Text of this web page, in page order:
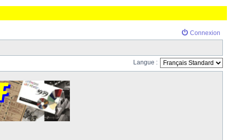
Connexion
Langue :